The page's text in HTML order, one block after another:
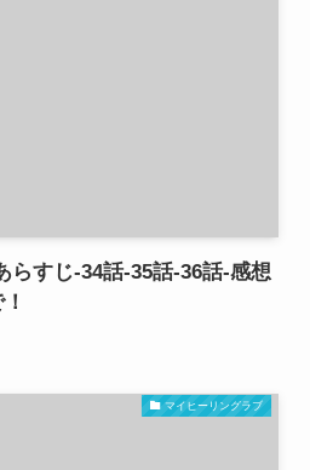
らすじ-34話-35話-36話-感想
マイヒーリングラブ